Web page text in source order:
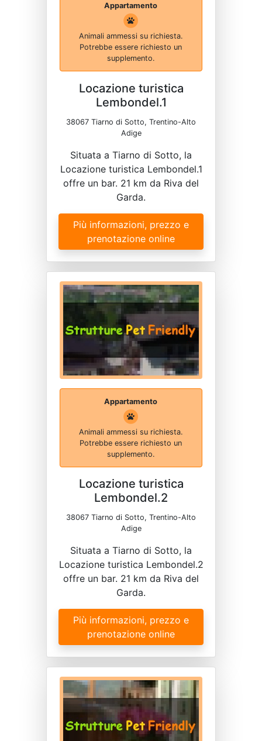
Appartamento
Animali ammessi su richiesta.
Potrebbe essere richiesto un
supplemento.
Locazione turistica
Lembondel.1
38067 Tiarno di Sotto, Trentino-Alto
Adige
Situata a Tiarno di Sotto, la
Locazione turistica Lembondel.1
offre un bar. 21 km da Riva del
Garda.
Più informazioni, prezzo e
prenotazione online
Appartamento
Animali ammessi su richiesta.
Potrebbe essere richiesto un
supplemento.
Locazione turistica
Lembondel.2
38067 Tiarno di Sotto, Trentino-Alto
Adige
Situata a Tiarno di Sotto, la
Locazione turistica Lembondel.2
offre un bar. 21 km da Riva del
Garda.
Più informazioni, prezzo e
prenotazione online